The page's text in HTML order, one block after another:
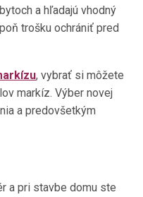
a hľadajú vhodný
trošku ochrániť pred
, vybrať si môžete
markíz. Výber novej
a predovšetkým
a pri stavbe domu ste